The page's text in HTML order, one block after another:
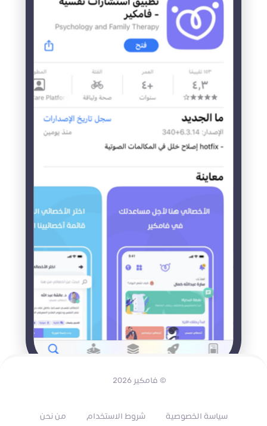
© فامكير 2026
سياسة الخصوصية شروط الاستخدام من نحن